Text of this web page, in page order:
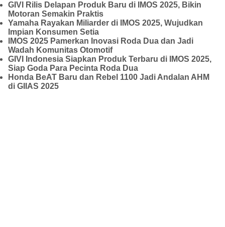
GIVI Rilis Delapan Produk Baru di IMOS 2025, Bikin
Motoran Semakin Praktis
Yamaha Rayakan Miliarder di IMOS 2025, Wujudkan
Impian Konsumen Setia
IMOS 2025 Pamerkan Inovasi Roda Dua dan Jadi
Wadah Komunitas Otomotif
GIVI Indonesia Siapkan Produk Terbaru di IMOS 2025,
Siap Goda Para Pecinta Roda Dua
Honda BeAT Baru dan Rebel 1100 Jadi Andalan AHM
di GIIAS 2025